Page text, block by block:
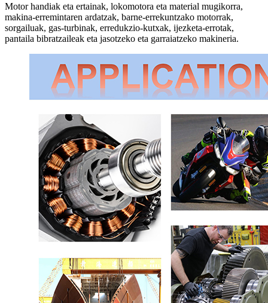
Motor handiak eta ertainak, lokomotora eta material mugikorra,
makina-erremintaren ardatzak, barne-errekuntzako motorrak,
sorgailuak, gas-turbinak, erredukzio-kutxak, ijezketa-errotak,
pantaila bibratzaileak eta jasotzeko eta garraiatzeko makineria.